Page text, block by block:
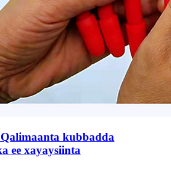
Qalimaanta kubbadda
​​ee xayaysiinta